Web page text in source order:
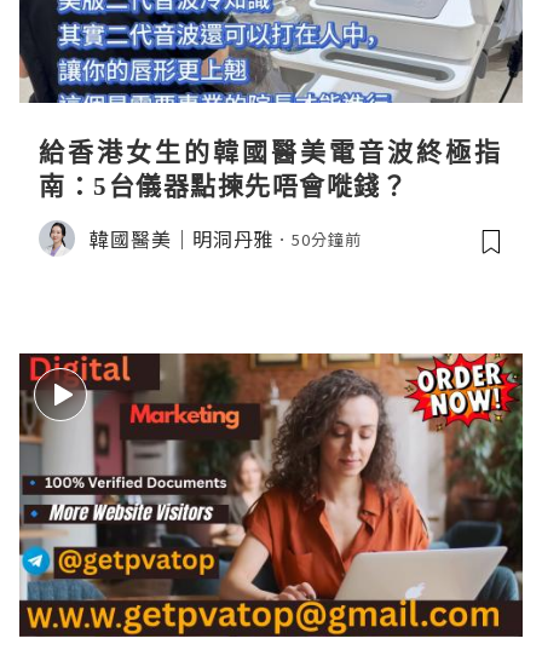
給香港女生的韓國醫美電音波終極指
南：5台儀器點揀先唔會嘥錢？
韓國醫美｜明洞丹雅 50分鐘前